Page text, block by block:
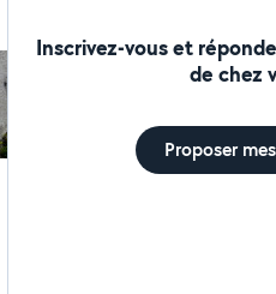
Inscrivez-vous et
de chez
Proposer